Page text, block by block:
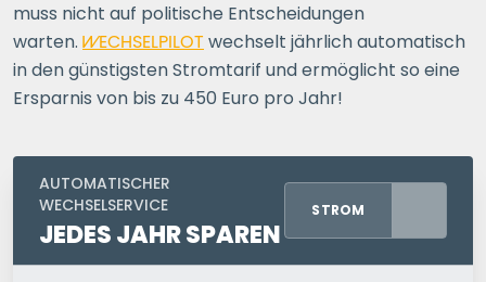
muss nicht auf politische Entscheidungen
warten. WECHSELPILOT wechselt jährlich automatisch
in den günstigsten Stromtarif und ermöglicht so eine
Ersparnis von bis zu 450 Euro pro Jahr!
AUTOMATISCHER
WECHSELSERVICE
JEDES JAHR SPAREN
STROM